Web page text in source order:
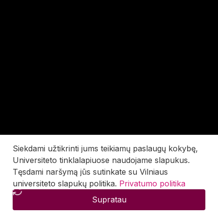
Siekdami užtikrinti jums teikiamų paslaugų kokybę,
Universiteto tinklalapiuose naudojame slapukus.
Tęsdami naršymą jūs sutinkate su Vilniaus
universiteto slapukų politika. Privatumo politika
Supratau